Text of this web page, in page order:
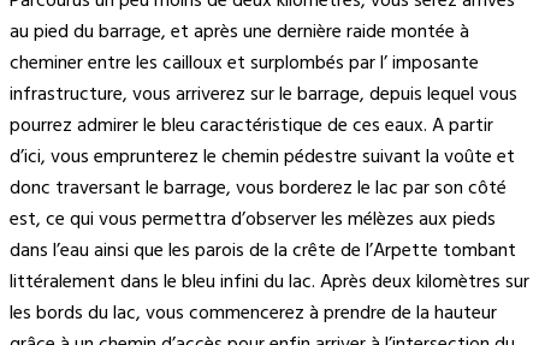
au pied du barrage, et après une dernière raide montée à
cheminer entre les cailloux et surplombés par l’ imposante
infrastructure, vous arriverez sur le barrage, depuis lequel vous
pourrez admirer le bleu caractéristique de ces eaux. A partir
d’ici, vous emprunterez le chemin pédestre suivant la voûte et
donc traversant le barrage, vous borderez le lac par son côté
est, ce qui vous permettra d’observer les mélèzes aux pieds
dans l’eau ainsi que les parois de la crête de l’Arpette tombant
littéralement dans le bleu infini du lac. Après deux kilomètres sur
les bords du lac, vous commencerez à prendre de la hauteur